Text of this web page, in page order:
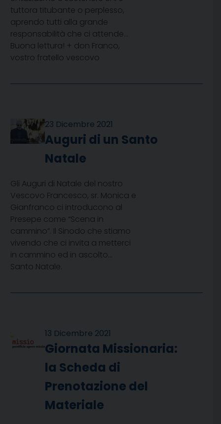
tuttora titubante o perplesso,
aprendo tutti alla grande
responsabilità che ci attende…
Buona lettura! + don Franco,
vostro fratello vescovo
23 Dicembre 2021
Auguri di un Santo
Natale
Gli Auguri di Natale del nostro
Vescovo Francesco, sr. Monica e
Gianfranco ci introducono al
Presepe come “Scena in
cammino”. Il Sinodo che stiamo
vivendo che ci invita a metterci
in cammino ed in ascolto…
Santo Natale.
13 Dicembre 2021
Giornata Missionaria:
la Scheda di
Prenotazione del
Materiale